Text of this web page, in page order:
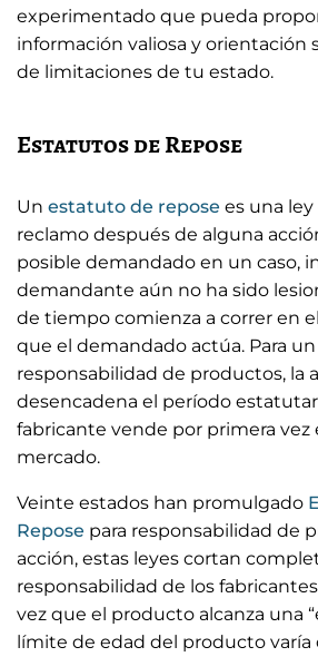
experimentado que pueda
información valiosa y orientación
de limitaciones de tu estado.
Estatutos de Repose
Un estatuto de repose es una
reclamo después de alguna
posible demandado en un caso,
demandante aún no ha sido
de tiempo comienza a correr en
que el demandado actúa. Para
responsabilidad de productos, la
desencadena el período
fabricante vende por primera vez
mercado.
Veinte estados han promulgado
Repose para responsabilidad de
acción, estas leyes cortan
responsabilidad de los
vez que el producto alcanza una
límite de edad del producto